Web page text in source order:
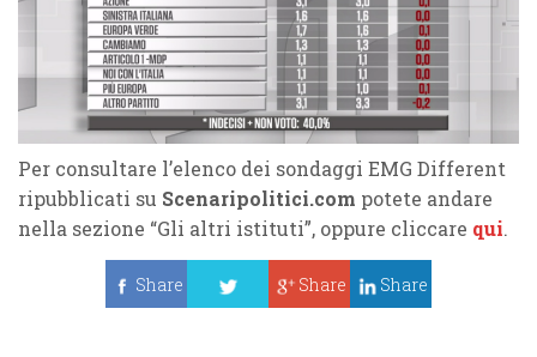
Per consultare l’elenco dei sondaggi EMG Different
ripubblicati su Scenaripolitici.com potete andare
nella sezione “Gli altri istituti”, oppure cliccare qui.
Share
Share Share